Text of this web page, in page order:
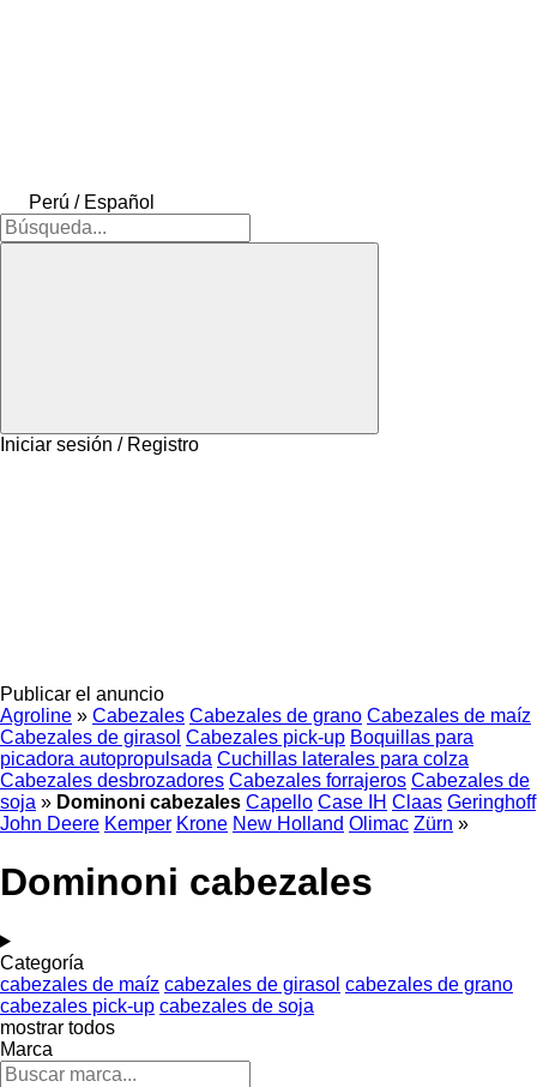
Perú / Español
Iniciar sesión / Registro
Publicar el anuncio
Agroline » Cabezales Cabezales de grano Cabezales de maíz
Cabezales de girasol Cabezales pick-up Boquillas para
picadora autopropulsada Cuchillas laterales para colza
Cabezales desbrozadores Cabezales forrajeros Cabezales de
soja » Dominoni cabezales Capello Case IH Claas Geringhoff
John Deere Kemper Krone New Holland Olimac Zürn »
Dominoni cabezales
Categoría
cabezales de maíz cabezales de girasol cabezales de grano
cabezales pick-up cabezales de soja
mostrar todos
Marca